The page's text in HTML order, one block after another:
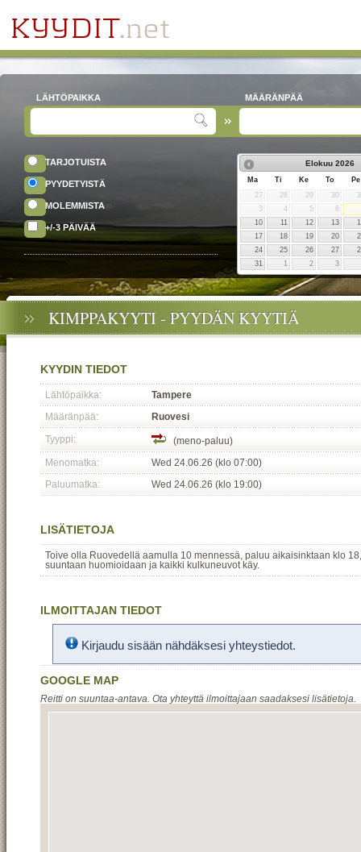
LÄHTÖPAIKKA MÄÄRÄNPÄÄ
TARJOTUISTA
PYYDETYISTÄ
MOLEMMISTA
+/-3 PÄIVÄÄ
Elokuu 2026
Ma Ti Ke To
Pe
27
28 29 30
3
4 5
6
10
11 12 13
17
18 19 20
24
25 26 27
31
1 2 3
KIMPPAKYYTI - PYYDÄN KYYTIÄ
KYYDIN TIEDOT
Lähtöpaikka:
Tampere
Määränpää:
Ruovesi
Tyyppi:
(meno-paluu)
Menomatka:
Wed 24.06.26 (klo 07:00)
Paluumatka:
Wed 24.06.26 (klo 19:00)
LISÄTIETOJA
Toive olla Ruovedellä aamulla 10 mennessä, paluu aikaisinktaan klo
suuntaan huomioidaan ja kaikki kulkuneuvot käy.
ILMOITTAJAN TIEDOT
Kirjaudu sisään nähdäksesi yhteystiedot.
GOOGLE MAP
Reitti on suuntaa-antava. Ota yhteyttä ilmoittajaan saadaksesi lisätietoja.